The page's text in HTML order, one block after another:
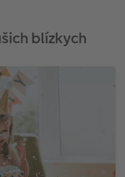
blízkych